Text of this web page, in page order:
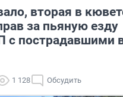
вторая в
за пьяную езду
с пострадавшими
1 128 Обсудить